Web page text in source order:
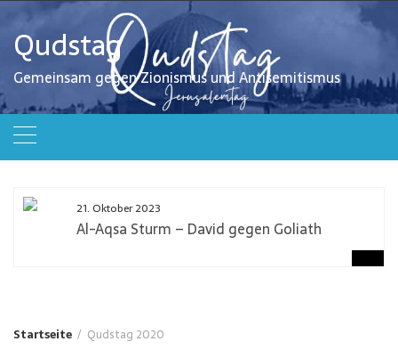
Zum
Inhalt
springen
Qudstag
Gemeinsam gegen Zionismus und Antisemitismus
21. Oktober 2023
Al-Aqsa Sturm – David gegen Goliath
Startseite Qudstag 2020